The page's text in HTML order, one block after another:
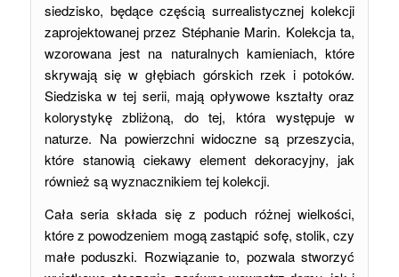
siedzisko, będące częścią surrealistycznej kolekcji
zaprojektowanej przez Stéphanie Marin. Kolekcja ta,
wzorowana jest na naturalnych kamieniach, które
skrywają się w głębiach górskich rzek i potoków.
Siedziska w tej serii, mają opływowe kształty oraz
kolorystykę zbliżoną, do tej, która występuje w
naturze. Na powierzchni widoczne są przeszycia,
które stanowią ciekawy element dekoracyjny, jak
również są wyznacznikiem tej kolekcji.
Cała seria składa się z poduch różnej wielkości,
które z powodzeniem mogą zastąpić sofę, stolik, czy
małe poduszki. Rozwiązanie to, pozwala stworzyć